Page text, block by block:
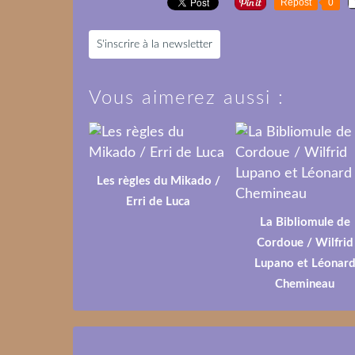
Repost 0
S'inscrire à la newsletter
Vous aimerez aussi :
Les règles du Mikado /
Erri de Luca
La Bibliomule de
Cordoue / Wilfrid
Lupano et Léonard
Chemineau